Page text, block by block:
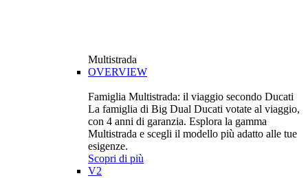
Multistrada
OVERVIEW
Famiglia Multistrada: il viaggio secondo Ducati
La famiglia di Big Dual Ducati votate al viaggio,
con 4 anni di garanzia. Esplora la gamma
Multistrada e scegli il modello più adatto alle tue
esigenze.
Scopri di più
V2